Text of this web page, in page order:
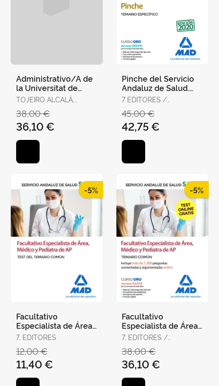
Administrativo/A de
la Universitat de
València. Temario,
Test y Supuestos
Prácti
TOJEIRO ALCALÁ,
38,00 €
36,10 €
Pinche del Servicio
Andaluz de Salud.
Temario Específico
7 EDITORES /
JOSÉ MANUEL /
SERRANO BARCENA,
ANA MARÍA /
GONZÁLEZ CABALLERO,
45,00 €
42,75 €
-5%
Facultativo
Especialista de Área,
Médico y Pediatra de
Atención Primaria del
Ser
7, EDITORES
12,00 €
11,40 €
-5%
Facultativo
Especialista de Área,
Médico y Pediatra de
Atención Primaria del
Ser
7, EDITORES /
FRANCISCO ENRIQUE /
GÓMEZ MARTÍNEZ,
DOMINGO / GUERRERO
ARROYO, JOSÉ
38,00 €
36,10 €